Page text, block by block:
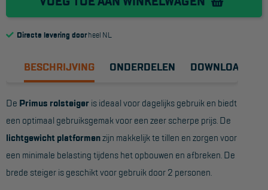
Reddingsmiddelen
CombiDeals
MAATWERK
VERHUUR
Steigers
Directe levering doorheel NL
BESCHRIJVING ONDERDELEN DOWNLOADS
De Primus rolsteiger is ideaal voor dagelijks gebruik en biedt
een optimaal gebruiksgemak voor een zeer scherpe prijs. De
lichtgewicht platformenzijn makkelijk te tillen en zorgen voor
een minimale belasting tijdens het opbouwen en afbreken. De
brede steiger is geschikt voor gebruik door 2 personen.